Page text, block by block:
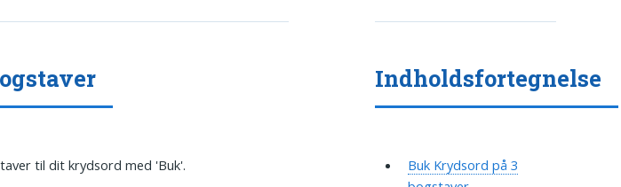
til dit krydsord med 'Buk'.
Indholdsfortegnelse
Buk Krydsord på 3